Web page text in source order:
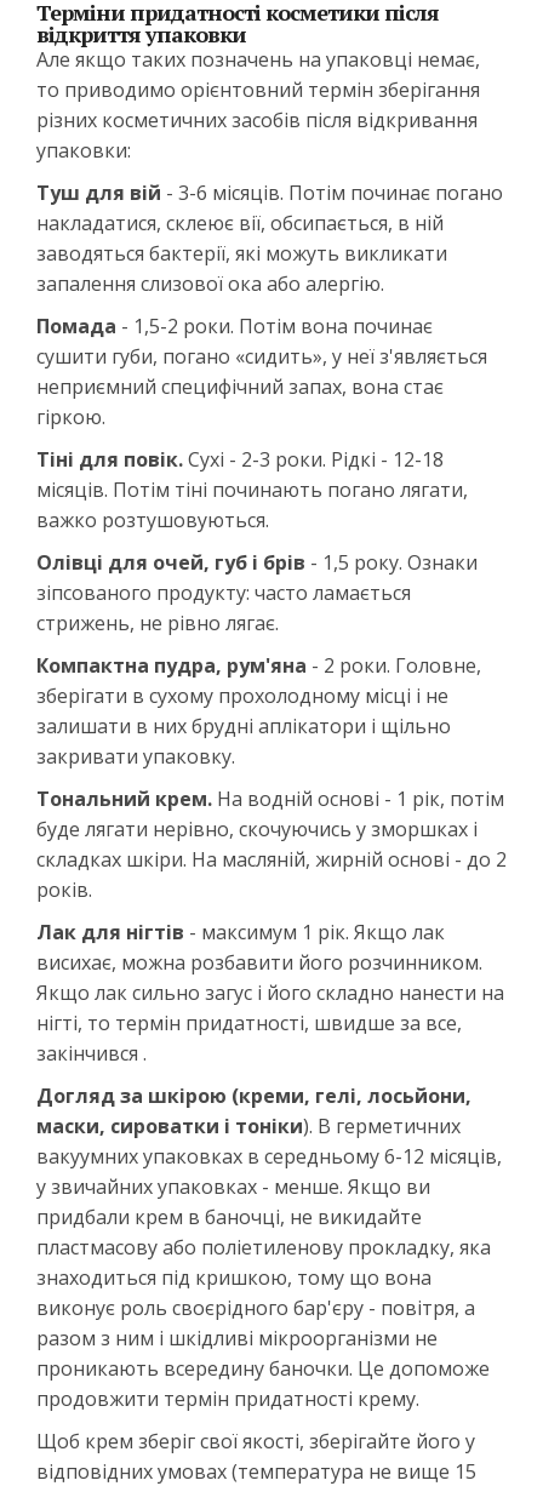
Терміни придатності косметики після
відкриття упаковки
Але якщо таких позначень на упаковці немає,
то приводимо орієнтовний термін зберігання
різних косметичних засобів після відкривання
упаковки:
Туш для вій - 3-6 місяців. Потім починає погано
накладатися, склеює вії, обсипається, в ній
заводяться бактерії, які можуть викликати
запалення слизової ока або алергію.
Помада - 1,5-2 роки. Потім вона починає
сушити губи, погано «сидить», у неї з'являється
неприємний специфічний запах, вона стає
гіркою.
Тіні для повік.Сухі - 2-3 роки. Рідкі - 12-18
місяців. Потім тіні починають погано лягати,
важко розтушовуються.
Олівці для очей, губ і брів - 1,5 року. Ознаки
зіпсованого продукту: часто ламається
стрижень, не рівно лягає.
Компактна пудра, рум'яна - 2 роки. Головне,
зберігати в сухому прохолодному місці і не
залишати в них брудні аплікатори і щільно
закривати упаковку.
Тональний крем. На водній основі - 1 рік, потім
буде лягати нерівно, скочуючись у зморшках і
складках шкіри. На масляній, жирній основі - до 2
років.
Лак для нігтів - максимум 1 рік. Якщо лак
висихає, можна розбавити його розчинником.
Якщо лак сильно загус і його складно нанести на
нігті, то термін придатності, швидше за все,
закінчився .
Догляд за шкірою (креми, гелі, лосьйони,
маски, сироватки і тоніки). В герметичних
вакуумних упаковках в середньому 6-12 місяців,
у звичайних упаковках - менше. Якщо ви
придбали крем в баночці, не викидайте
пластмасову або поліетиленову прокладку, яка
знаходиться під кришкою, тому що вона
виконує роль своєрідного бар'єру - повітря, а
разом з ним і шкідливі мікроорганізми не
проникають всередину баночки. Це допоможе
продовжити термін придатності крему.
Щоб крем зберіг свої якості, зберігайте його у
відповідних умовах (температура не вище 15